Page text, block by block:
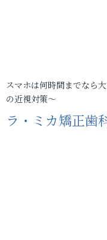
スマホは何時間までなら
の近視対策～
ラ・ミカ矯正歯